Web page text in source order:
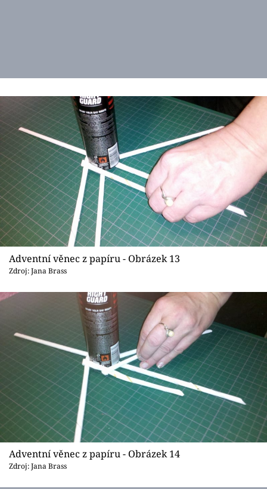
Adventní věnec z papíru - Obrázek 13
Zdroj: Jana Brass
Adventní věnec z papíru - Obrázek 14
Zdroj: Jana Brass